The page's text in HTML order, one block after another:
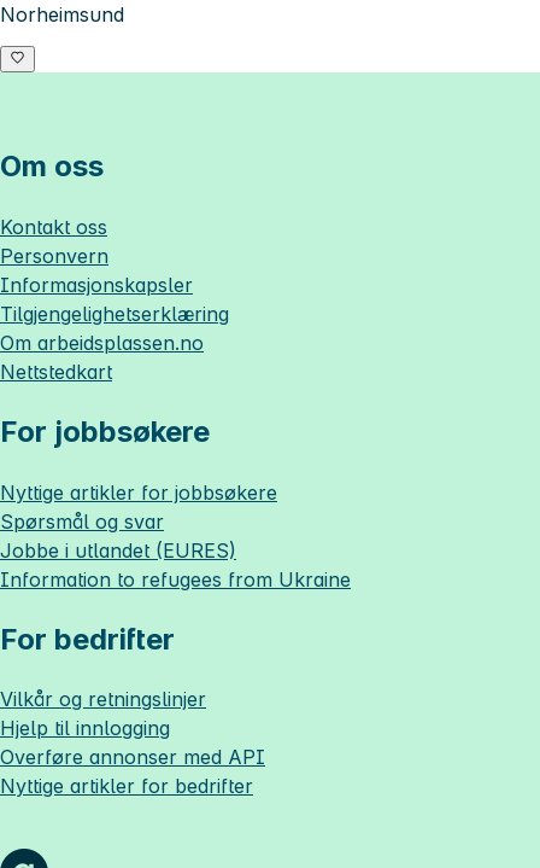
Norheimsund
Om oss
Kontakt oss
Personvern
Informasjonskapsler
Tilgjengelighetserklæring
Om arbeidsplassen.no
Nettstedkart
For jobbsøkere
Nyttige artikler for jobbsøkere
Spørsmål og svar
Jobbe i utlandet (EURES)
Information to refugees from Ukraine
For bedrifter
Vilkår og retningslinjer
Hjelp til innlogging
Overføre annonser med API
Nyttige artikler for bedrifter